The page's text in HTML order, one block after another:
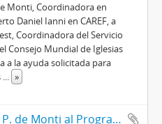
Monti, Coordinadora en
Daniel Ianni en CAREF, a
Coordinadora del Servicio
Consejo Mundial de Iglesias
a la ayuda solicitada para
... »
Carta de Alicia P. de Monti al Programa de Refugiados del Consejo Mundial de Iglesias